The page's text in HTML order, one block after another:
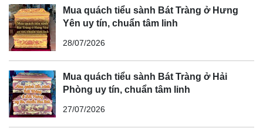
Mua quách tiểu sành Bát Tràng ở Hưng
Yên uy tín, chuẩn tâm linh
28/07/2026
Mua quách tiểu sành Bát Tràng ở Hải
Phòng uy tín, chuẩn tâm linh
27/07/2026